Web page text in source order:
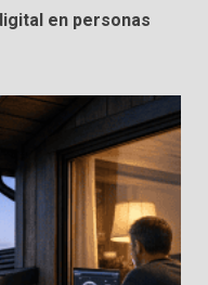
en personas